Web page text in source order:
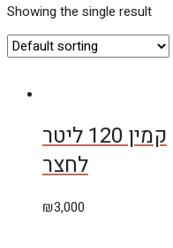
Showing the single result
קמין 120 ליטר
לחצר
₪3,000